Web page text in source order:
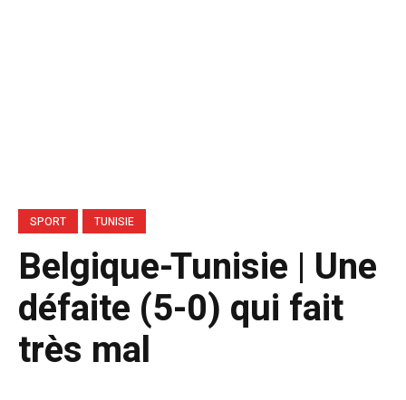
SPORT TUNISIE
Belgique-Tunisie | Une
défaite (5-0) qui fait
très mal